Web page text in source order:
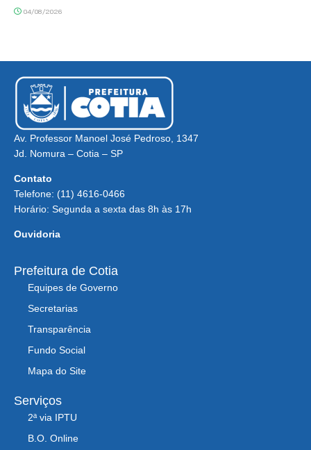
04/08/2026
Av. Professor Manoel José Pedroso, 1347
Jd. Nomura – Cotia – SP
Contato
Telefone: (11) 4616-0466
Horário: Segunda a sexta das 8h às 17h
Ouvidoria
Prefeitura de Cotia
Equipes de Governo
Secretarias
Transparência
Fundo Social
Mapa do Site
Serviços
2ª via IPTU
B.O. Online